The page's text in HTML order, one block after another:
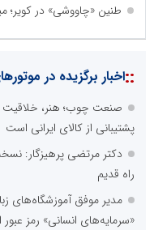
طنین «چاووشی» در کویر؛
::اخبار برگزیده در
صنعت چوب؛ هنر، خلاقیت و
پشتیبانی از کالای ایرانی است
دکتر مرتضی پرهیزگار:
راه قدیم
مدیر موفق آموزشگاه‌های
«سرمایه‌های انسانی» رمز